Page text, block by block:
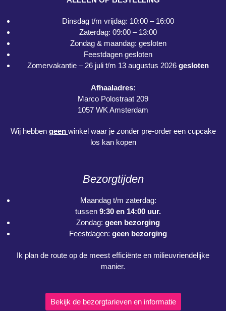
Dinsdag t/m vrijdag: 10:00 – 16:00
Zaterdag: 09:00 – 13:00
Zondag & maandag: gesloten
Feestdagen gesloten
Zomervakantie – 26 juli t/m 13 augustus 2026 gesloten
Afhaaladres:
Marco Polostraat 209
1057 WK Amsterdam
Wij hebben geen winkel waar je zonder pre-order een cupcake
los kan kopen
Bezorgtijden
Maandag t/m zaterdag:
tussen 9:30 en 14:00 uur.
Zondag: geen bezorging
Feestdagen: geen bezorging
Ik plan de route op de meest efficiënte en milieuvriendelijke
manier.
Bekijk de bezorgtarieven en informatie